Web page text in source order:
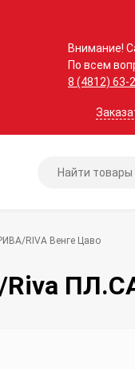
Внимание!
По всем
8 (4812) 63-
RIVA Венге Цаво